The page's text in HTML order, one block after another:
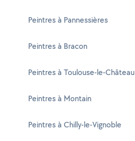
Peintres à Pannessières
Peintres à Bracon
Peintres à Toulouse-le-Château
Peintres à Montain
Peintres à Chilly-le-Vignoble